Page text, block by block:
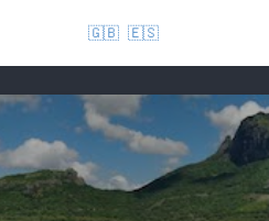
🇬🇧 🇪🇸